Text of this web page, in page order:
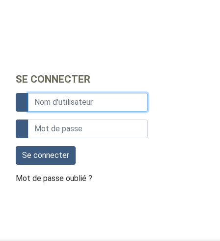
SE CONNECTER
Se connecter
Mot de passe oublié ?